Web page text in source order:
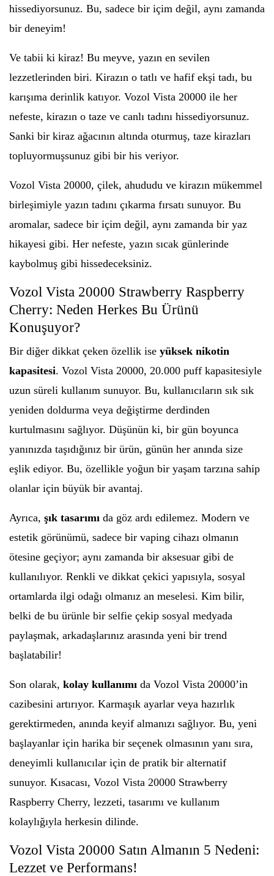
hissediyorsunuz. Bu, sadece bir içim değil, aynı zamanda
bir deneyim!
Ve tabii ki kiraz! Bu meyve, yazın en sevilen
lezzetlerinden biri. Kirazın o tatlı ve hafif ekşi tadı, bu
karışıma derinlik katıyor. Vozol Vista 20000 ile her
nefeste, kirazın o taze ve canlı tadını hissediyorsunuz.
Sanki bir kiraz ağacının altında oturmuş, taze kirazları
topluyormuşsunuz gibi bir his veriyor.
Vozol Vista 20000, çilek, ahududu ve kirazın mükemmel
birleşimiyle yazın tadını çıkarma fırsatı sunuyor. Bu
aromalar, sadece bir içim değil, aynı zamanda bir yaz
hikayesi gibi. Her nefeste, yazın sıcak günlerinde
kaybolmuş gibi hissedeceksiniz.
Vozol Vista 20000 Strawberry Raspberry
Cherry: Neden Herkes Bu Ürünü
Konuşuyor?
Bir diğer dikkat çeken özellik ise yüksek nikotin
kapasitesi. Vozol Vista 20000, 20.000 puff kapasitesiyle
uzun süreli kullanım sunuyor. Bu, kullanıcıların sık sık
yeniden doldurma veya değiştirme derdinden
kurtulmasını sağlıyor. Düşünün ki, bir gün boyunca
yanınızda taşıdığınız bir ürün, günün her anında size
eşlik ediyor. Bu, özellikle yoğun bir yaşam tarzına sahip
olanlar için büyük bir avantaj.
Ayrıca, şık tasarımı da göz ardı edilemez. Modern ve
estetik görünümü, sadece bir vaping cihazı olmanın
ötesine geçiyor; aynı zamanda bir aksesuar gibi de
kullanılıyor. Renkli ve dikkat çekici yapısıyla, sosyal
ortamlarda ilgi odağı olmanız an meselesi. Kim bilir,
belki de bu ürünle bir selfie çekip sosyal medyada
paylaşmak, arkadaşlarınız arasında yeni bir trend
başlatabilir!
Son olarak, kolay kullanımı da Vozol Vista 20000’in
cazibesini artırıyor. Karmaşık ayarlar veya hazırlık
gerektirmeden, anında keyif almanızı sağlıyor. Bu, yeni
başlayanlar için harika bir seçenek olmasının yanı sıra,
deneyimli kullanıcılar için de pratik bir alternatif
sunuyor. Kısacası, Vozol Vista 20000 Strawberry
Raspberry Cherry, lezzeti, tasarımı ve kullanım
kolaylığıyla herkesin dilinde.
Vozol Vista 20000 Satın Almanın 5 Nedeni:
Lezzet ve Performans!